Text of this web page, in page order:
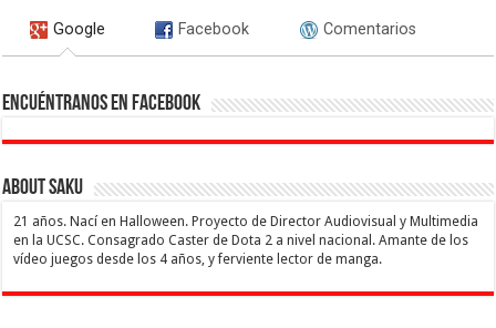
Google Facebook Comentarios
Encuéntranos en Facebook
About Saku
21 años. Nací en Halloween. Proyecto de Director Audiovisual y Multimedia
en la UCSC. Consagrado Caster de Dota 2 a nivel nacional. Amante de los
vídeo juegos desde los 4 años, y ferviente lector de manga.